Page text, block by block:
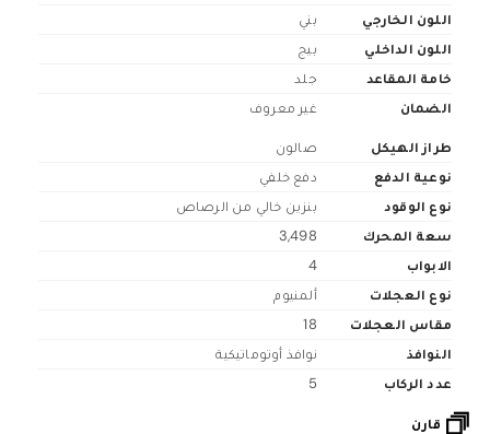
اللون الخارجي
بني
اللون الداخلي
بيج
خامة المقاعد
جلد
الضمان
غير معروف
طراز الهيكل
صالون
نوعية الدفع
دفع خلفي
نوع الوقود
بنزين خالي من الرصاص
سعة المحرك
3,498
الابواب
4
نوع العجلات
ألمنيوم
مقاس العجلات
18
النوافذ
نوافذ أوتوماتيكية
عدد الركاب
5
قارن